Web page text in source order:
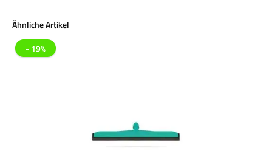
Produktgalerie überspringen
Ähnliche Artikel
- 19%